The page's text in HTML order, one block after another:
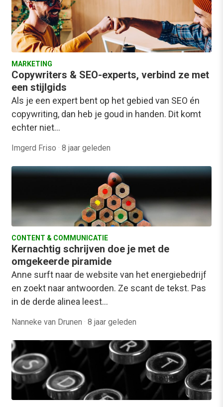
MARKETING
Copywriters & SEO-experts, verbind ze met
een stijlgids
Als je een expert bent op het gebied van SEO én
copywriting, dan heb je goud in handen. Dit komt
echter niet…
Imgerd Friso · 8 jaar geleden
CONTENT & COMMUNICATIE
Kernachtig schrijven doe je met de
omgekeerde piramide
Anne surft naar de website van het energiebedrijf
en zoekt naar antwoorden. Ze scant de tekst. Pas
in de derde alinea leest…
Nanneke van Drunen · 8 jaar geleden